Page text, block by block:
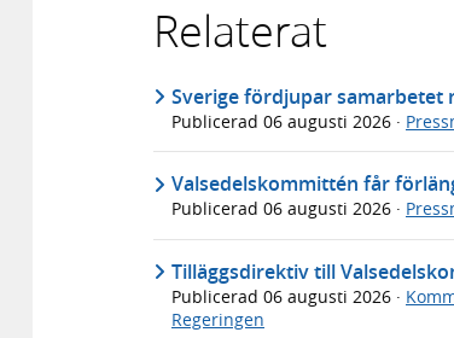
Relaterat
Sverige fördjupar samarbetet
Publicerad 06 augusti 2026 ·
Valsedelskommittén får
Publicerad 06 augusti 2026 ·
Tilläggsdirektiv till
Publicerad 06 augusti 2026 ·
Regeringen